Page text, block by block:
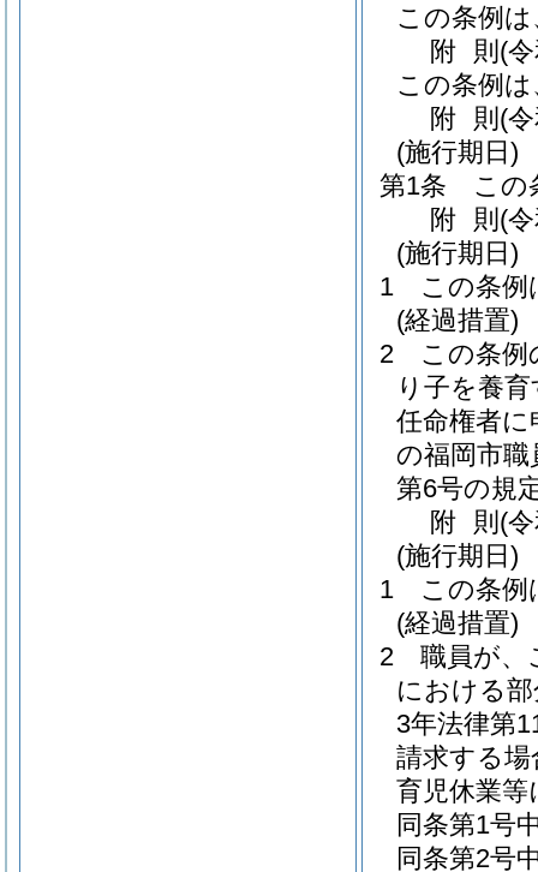
この条例
附 則 (
この条例
附 則 (
(施行期日)
第1条
この
附 則 (
(施行期日)
1
この条例
(経過措置)
2
この条例
り子を養
任命権者
の福岡市職
第6号の規
附 則 (
(施行期日)
1
この条例
(経過措置)
2
職員が、
における
3年法律第
請求する
育児休業
同条第1号
同条第2号